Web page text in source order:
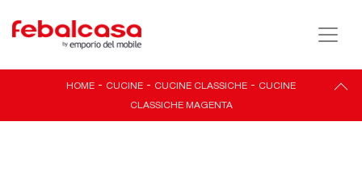
HOME - CUCINE - CUCINE CLASSICHE - CUCINE
CLASSICHE MAGENTA